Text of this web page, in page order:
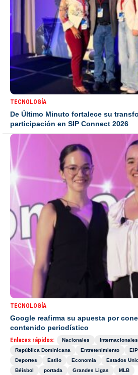
TECNOLOGÍA
De Último Minuto fortalece su
participación en SIP Connect 2026
TECNOLOGÍA
Google reafirma su apuesta por
contenido periodístico
Enlaces rápidos: Nacionales Internacionales
República Dominicana
Entretenimiento
Deportes
Estilo Economía Estados
Béisbol
portada Grandes Ligas MLB